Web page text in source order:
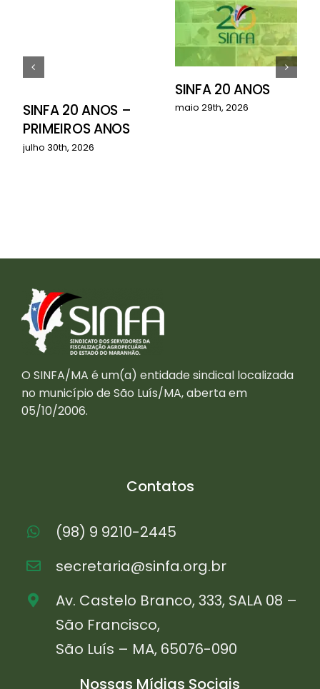
SINFA 20 ANOS –
PRIMEIROS ANOS
julho 30th, 2026
SINFA 20 ANOS
maio 29th, 2026
O SINFA/MA é um(a) entidade sindical localizada
no município de São Luís/MA, aberta em
05/10/2006.
Contatos
(98) 9 9210-2445
secretaria@sinfa.org.br
Av. Castelo Branco, 333, SALA 08 –
São Francisco,
São Luís – MA, 65076-090
Nossas Mídias Sociais